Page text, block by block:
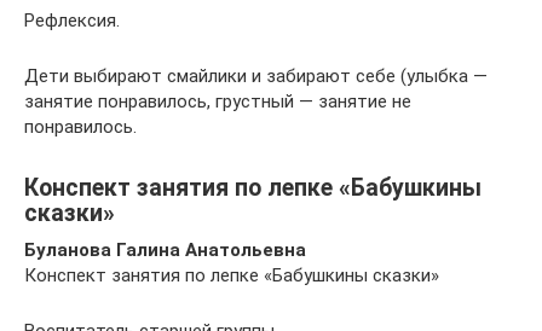
Рефлексия.
Дети выбирают смайлики и забирают себе (улыбка —
занятие понравилось, грустный — занятие не
понравилось.
Конспект занятия по лепке «Бабушкины
сказки»
Буланова Галина Анатольевна
Конспект занятия по лепке «Бабушкины сказки»